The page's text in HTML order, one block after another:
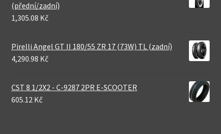
(přední/zadní)
1,305.08 Kč
Pirelli Angel GT II 180/55 ZR 17 (73W) TL (zadní)
4,290.98 Kč
CST 8 1/2X2 - C-9287 2PR E-SCOOTER
605.12 Kč